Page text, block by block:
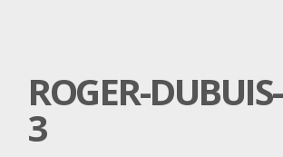
ROGER-DUBUIS-
3